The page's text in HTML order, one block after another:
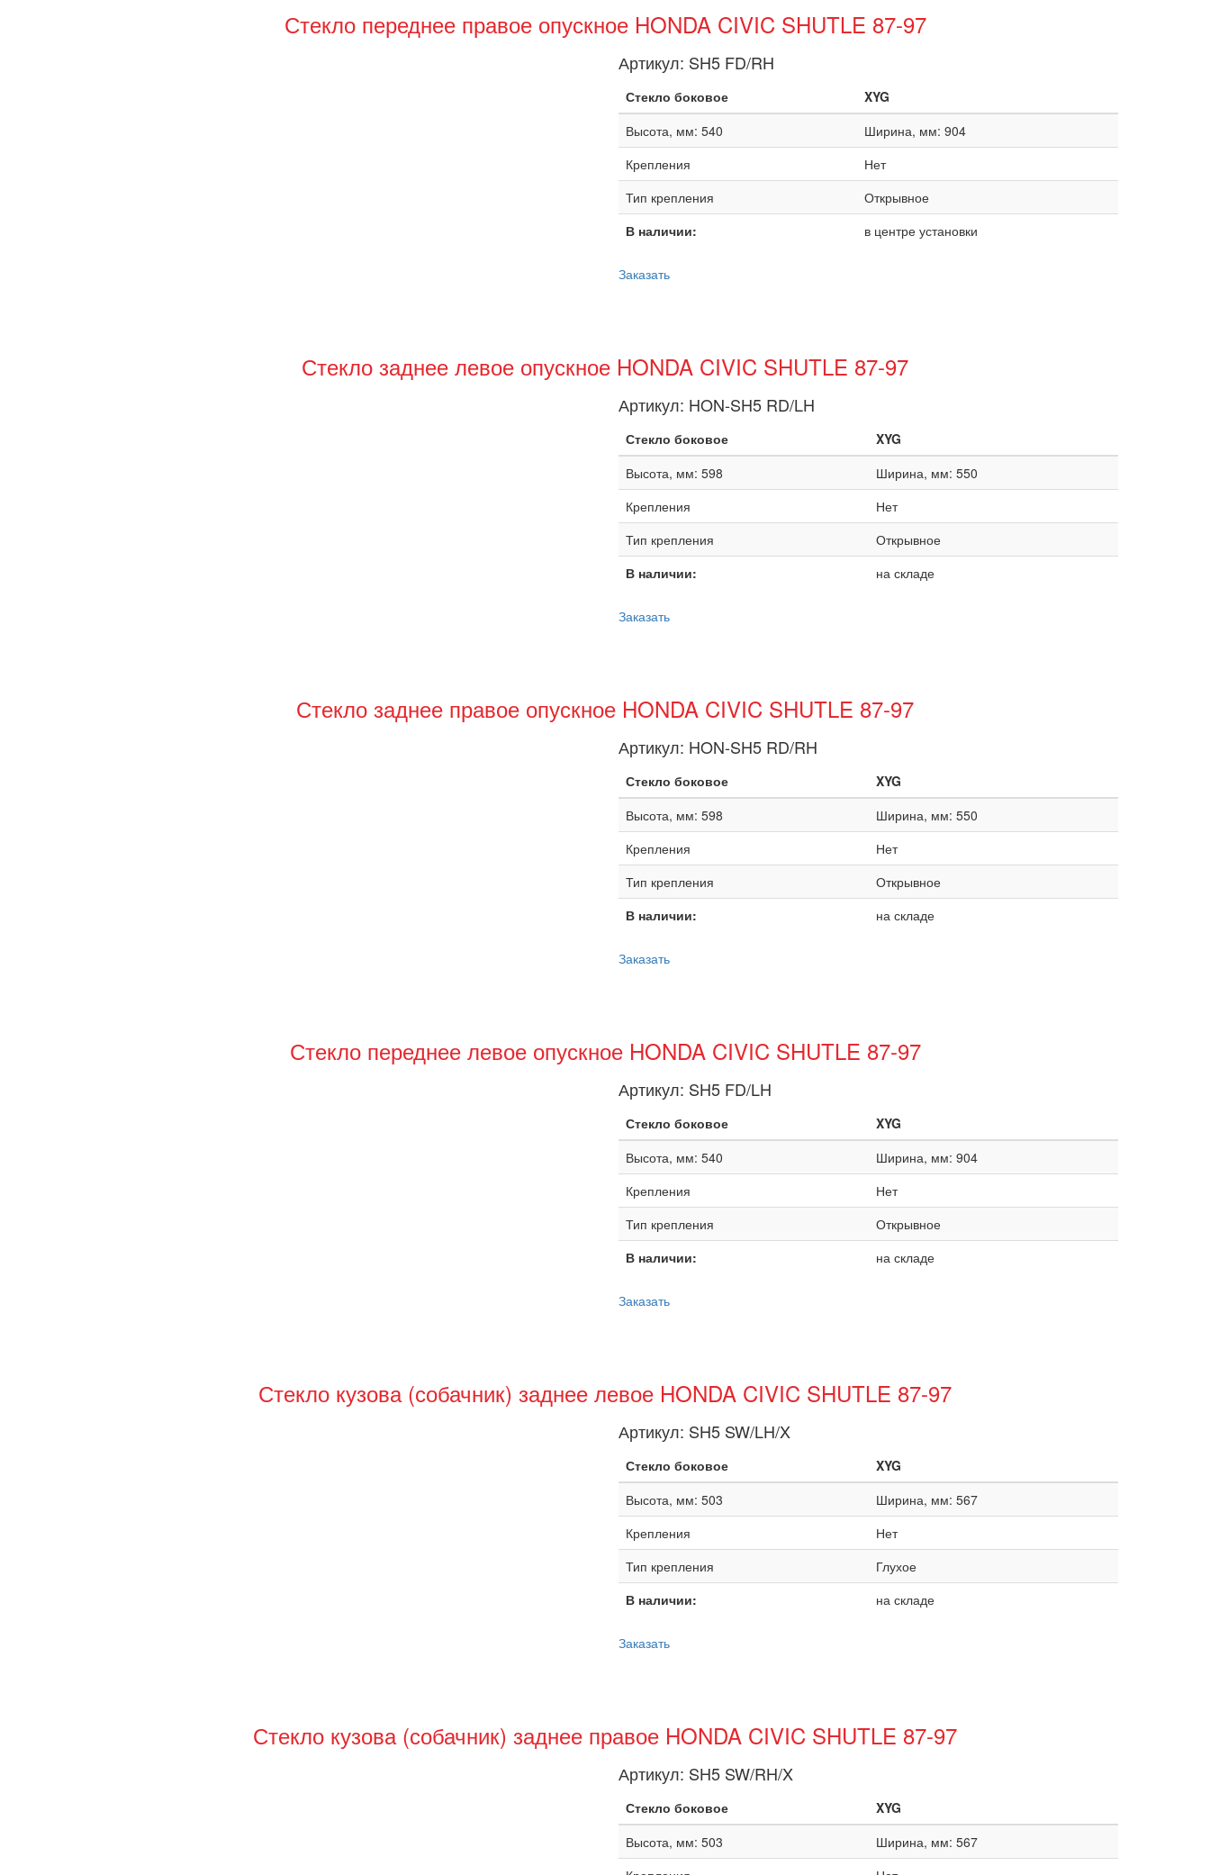
Стекло переднее правое опускное HONDA CIVIC SHUTLE 87-97
Артикул: SH5 FD/RH
Стекло боковое
XYG
Высота, мм: 540
Ширина, мм: 904
Крепления
Нет
Тип крепления
Открывное
В наличии:
в центре установки
Заказать
Стекло заднее левое опускное HONDA CIVIC SHUTLE 87-97
Артикул: HON-SH5 RD/LH
Стекло боковое
XYG
Высота, мм: 598
Ширина, мм: 550
Крепления
Нет
Тип крепления
Открывное
В наличии:
на складе
Заказать
Стекло заднее правое опускное HONDA CIVIC SHUTLE 87-97
Артикул: HON-SH5 RD/RH
Стекло боковое
XYG
Высота, мм: 598
Ширина, мм: 550
Крепления
Нет
Тип крепления
Открывное
В наличии:
на складе
Заказать
Стекло переднее левое опускное HONDA CIVIC SHUTLE 87-97
Артикул: SH5 FD/LH
Стекло боковое
XYG
Высота, мм: 540
Ширина, мм: 904
Крепления
Нет
Тип крепления
Открывное
В наличии:
на складе
Заказать
Стекло кузова (собачник) заднее левое HONDA CIVIC SHUTLE 87-97
Артикул: SH5 SW/LH/X
Стекло боковое
XYG
Высота, мм: 503
Ширина, мм: 567
Крепления
Нет
Тип крепления
Глухое
В наличии:
на складе
Заказать
Стекло кузова (собачник) заднее правое HONDA CIVIC SHUTLE 87-97
Артикул: SH5 SW/RH/X
Стекло боковое
XYG
Высота, мм: 503
Ширина, мм: 567